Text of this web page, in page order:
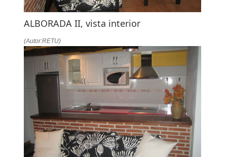
ALBORADA II, vista interior
(Autor:RETU)